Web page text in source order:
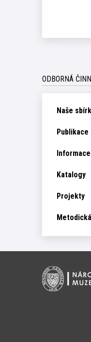
ODBORNÁ
Naše
Publikace
Katalogy
Projekty